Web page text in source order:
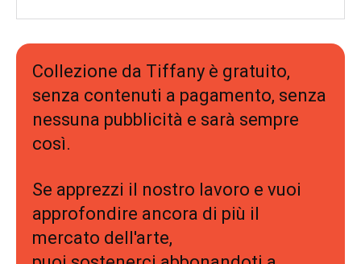
Collezione da Tiffany è gratuito,
senza contenuti a pagamento, senza
nessuna pubblicità e sarà sempre
così.
Se apprezzi il nostro lavoro e vuoi
approfondire ancora di più il
mercato dell'arte,